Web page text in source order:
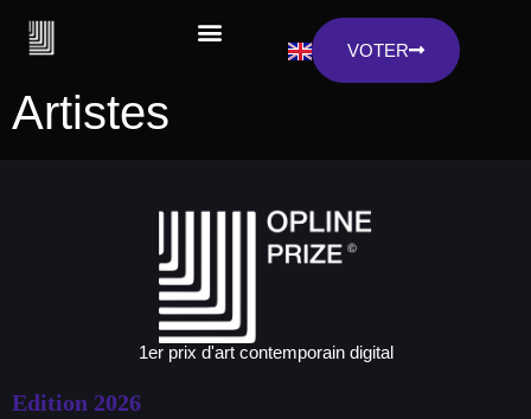
VOTER
Artistes
1er prix d'art contemporain digital
Edition 2026